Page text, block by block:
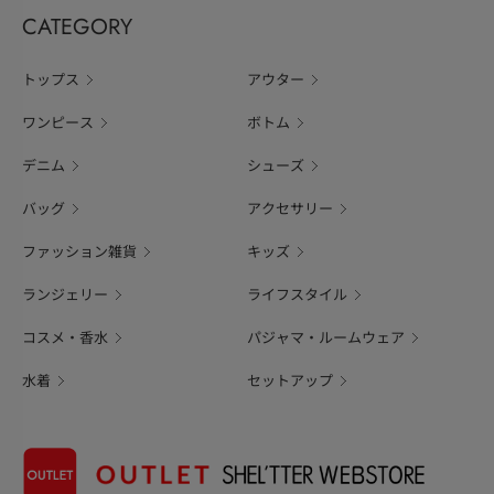
CATEGORY
トップス アウター
ワンピース ボトム
デニム シューズ
バッグ アクセサリー
ファッション雑貨 キッズ
ランジェリー ライフスタイル
コスメ・香水 パジャマ・ルームウェア
水着 セットアップ